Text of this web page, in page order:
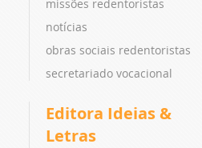
missões redentoristas
notícias
obras sociais redentoristas
secretariado vocacional
Editora Ideias &
Letras